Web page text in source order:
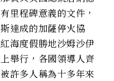
里程碑意義的文件，
達成的加薩停火協
海度假勝地沙姆沙伊
舉行，各國領導人齊
許多人稱為十多年來